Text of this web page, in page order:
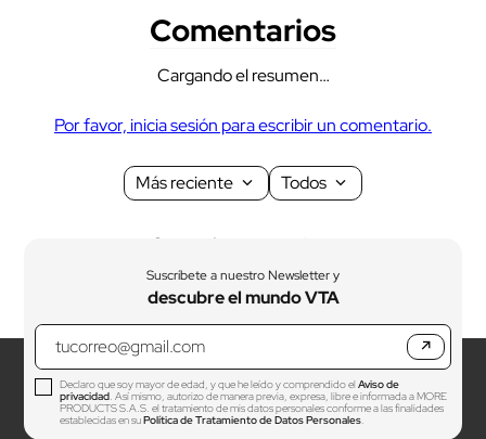
Comentarios
Cargando el resumen…
Por favor, inicia sesión para escribir un comentario.
Más reciente Todos
Cargando comentarios…
Suscríbete a nuestro Newsletter y
descubre el mundo VTA
↗
Declaro que soy mayor de edad, y que he leído y comprendido elAviso de
privacidad. Así mismo, autorizo de manera previa, expresa, libre e informada a MORE
PRODUCTS S.A.S. el tratamiento de mis datos personales conforme a las finalidades
establecidas en suPolítica de Tratamiento de Datos Personales.